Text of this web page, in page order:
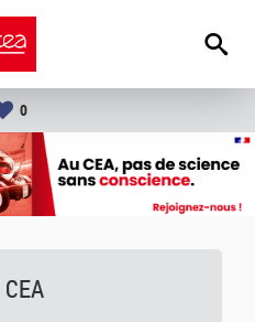
0
CEA